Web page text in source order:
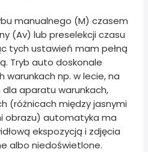
manualnego (M) czasem
(Av) lub preselekcji czasu
tych ustawień mam pełną
Tryb auto doskonale
warunkach np. w lecie, na
aparatu warunkach,
(różnicach między jasnymi
obrazu) automatyka ma
ekspozycją i zdjęcia
albo niedoświetlone.